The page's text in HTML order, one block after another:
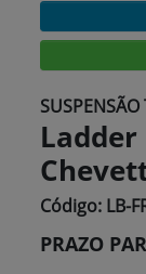
SUSPENSÃO
Ladder
Código: LB-
PRAZO